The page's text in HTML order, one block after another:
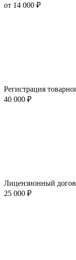
от 14 000 ₽
Регистрация
40 000 ₽
Лицензионный
25 000 ₽